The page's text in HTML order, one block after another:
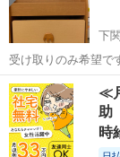
下
受け取りのみ希望で
します。 詳細はそちらでお伝
な状態でお渡しいた
いてからのご購入お
山口 下関市
≪
助
時